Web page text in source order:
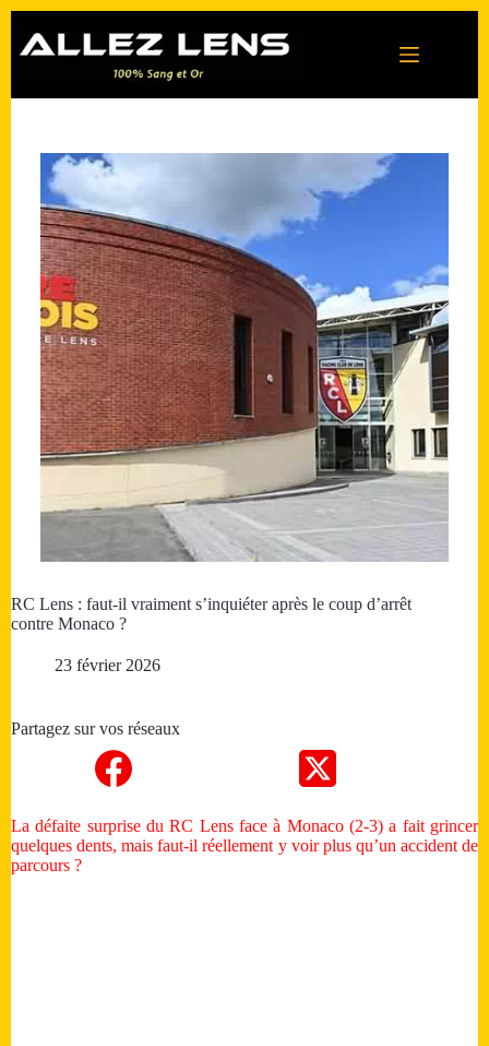
contenu
RC Lens : faut-il vraiment s’inquiéter après le coup d’arrêt
contre Monaco ?
23 février 2026
Partagez sur vos réseaux
La défaite surprise du RC Lens face à Monaco (2-3) a fait grincer
quelques dents, mais faut-il réellement y voir plus qu’un accident de
parcours ?